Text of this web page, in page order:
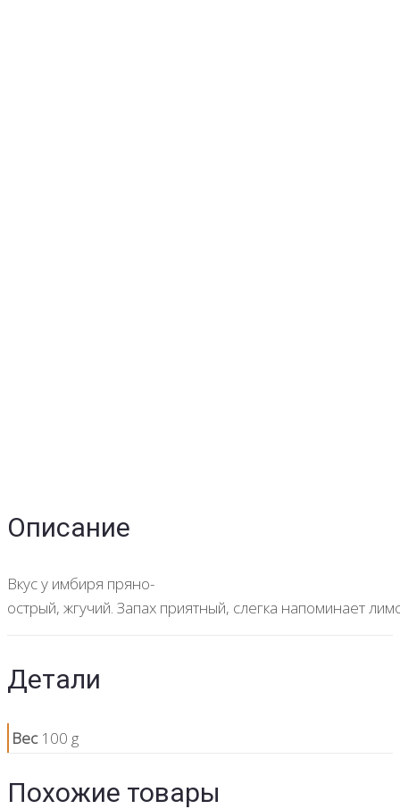
Описание
Вкус у имбиря пряно-
острый, жгучий. Запах приятный, слегка напоминает
Детали
Вес 100 g
Похожие товары